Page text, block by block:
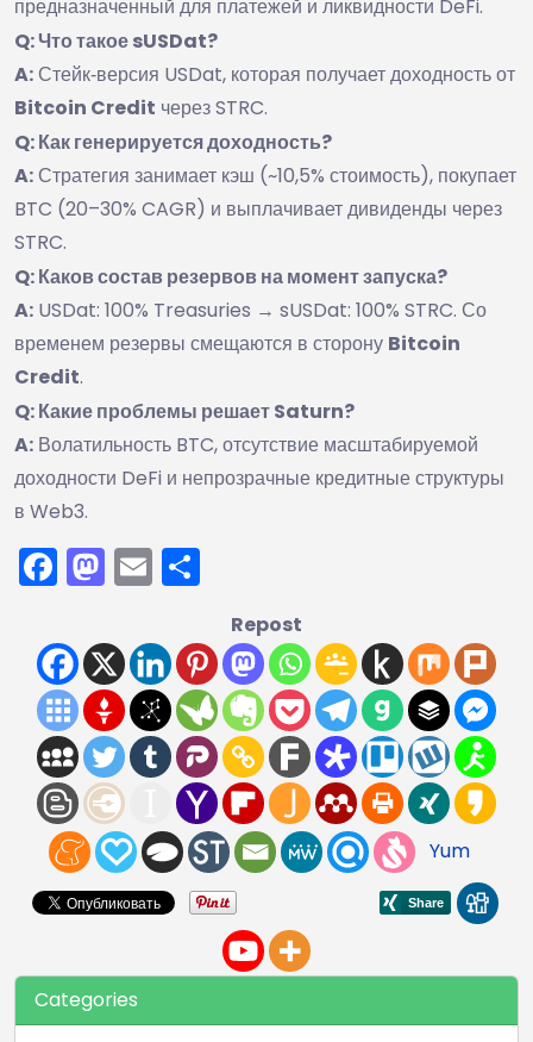
предназначенный для платежей и ликвидности DeFi.
Q: Что такое sUSDat?
A: Стейк‑версия USDat, которая получает доходность от
Bitcoin Credit через STRC.
Q: Как генерируется доходность?
A: Стратегия занимает кэш (~10,5% стоимость), покупает
BTC (20–30% CAGR) и выплачивает дивиденды через
STRC.
Q: Каков состав резервов на момент запуска?
A: USDat: 100% Treasuries → sUSDat: 100% STRC. Со
временем резервы смещаются в сторону Bitcoin
Credit.
Q: Какие проблемы решает Saturn?
A: Волатильность BTC, отсутствие масштабируемой
доходности DeFi и непрозрачные кредитные структуры
в Web3.
Facebook
Mastodon
Email
Repost
Yum
Categories